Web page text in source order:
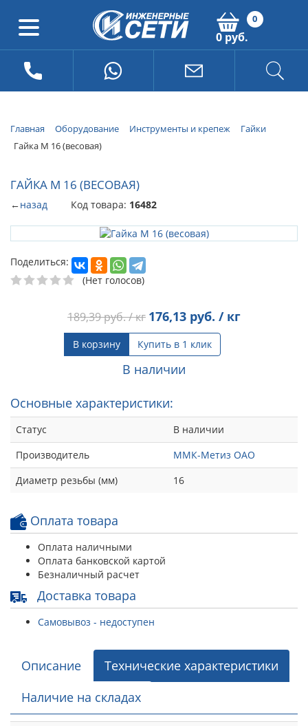
0
0 руб.
Главная Оборудование Инструменты и крепеж
Гайки
Гайка М 16 (весовая)
ГАЙКА М 16 (ВЕСОВАЯ)
←назад Код товара: 16482
Поделиться:
(Нет голосов)
189,39руб. / кг 176,13 руб. / кг
В корзину Купить в 1 клик
В наличии
Основные характеристики:
Статус
В наличии
Производитель
ММК-Метиз ОАО
Диаметр резьбы (мм)
16
Оплата товара
Оплата наличными
Оплата банковской картой
Безналичный расчет
Доставка товара
Самовывоз - недоступен
Описание
Технические характеристики
Наличие на складах